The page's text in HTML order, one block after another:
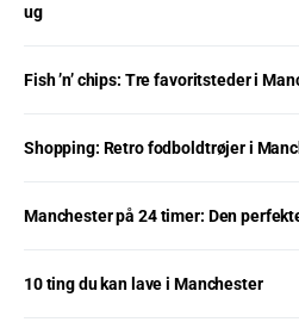
ug
Fish ’n’ chips: Tre favoritsteder i
Shopping: Retro fodboldtrøjer i
Manchester på 24 timer: Den
10 ting du kan lave i Manchester